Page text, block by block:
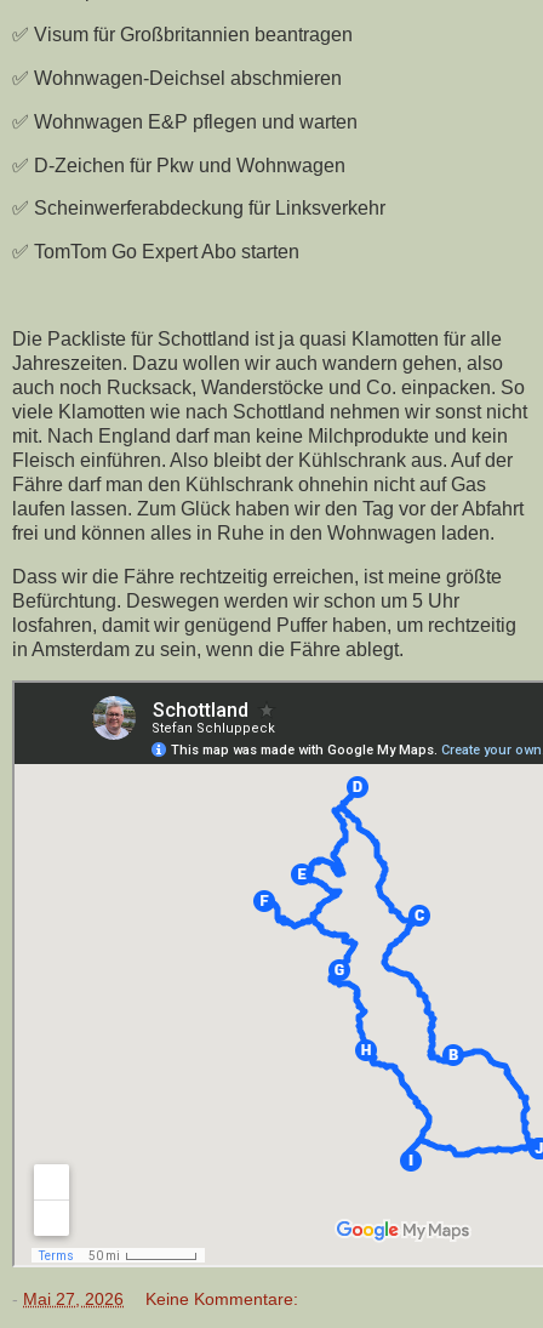
✅ Visum für Großbritannien beantragen
✅ Wohnwagen-Deichsel abschmieren
✅ Wohnwagen E&P pflegen und warten
✅ D-Zeichen für Pkw und Wohnwagen
✅ Scheinwerferabdeckung für Linksverkehr
✅ TomTom Go Expert Abo starten
Die Packliste für Schottland ist ja quasi Klamotten für alle
Jahreszeiten. Dazu wollen wir auch wandern gehen, also
auch noch Rucksack, Wanderstöcke und Co. einpacken. So
viele Klamotten wie nach Schottland nehmen wir sonst nicht
mit. Nach England darf man keine Milchprodukte und kein
Fleisch einführen. Also bleibt der Kühlschrank aus. Auf der
Fähre darf man den Kühlschrank ohnehin nicht auf Gas
laufen lassen. Zum Glück haben wir den Tag vor der Abfahrt
frei und können alles in Ruhe in den Wohnwagen laden.
Dass wir die Fähre rechtzeitig erreichen, ist meine größte
Befürchtung. Deswegen werden wir schon um 5 Uhr
losfahren, damit wir genügend Puffer haben, um rechtzeitig
in Amsterdam zu sein, wenn die Fähre ablegt.
- Mai 27, 2026 Keine Kommentare: